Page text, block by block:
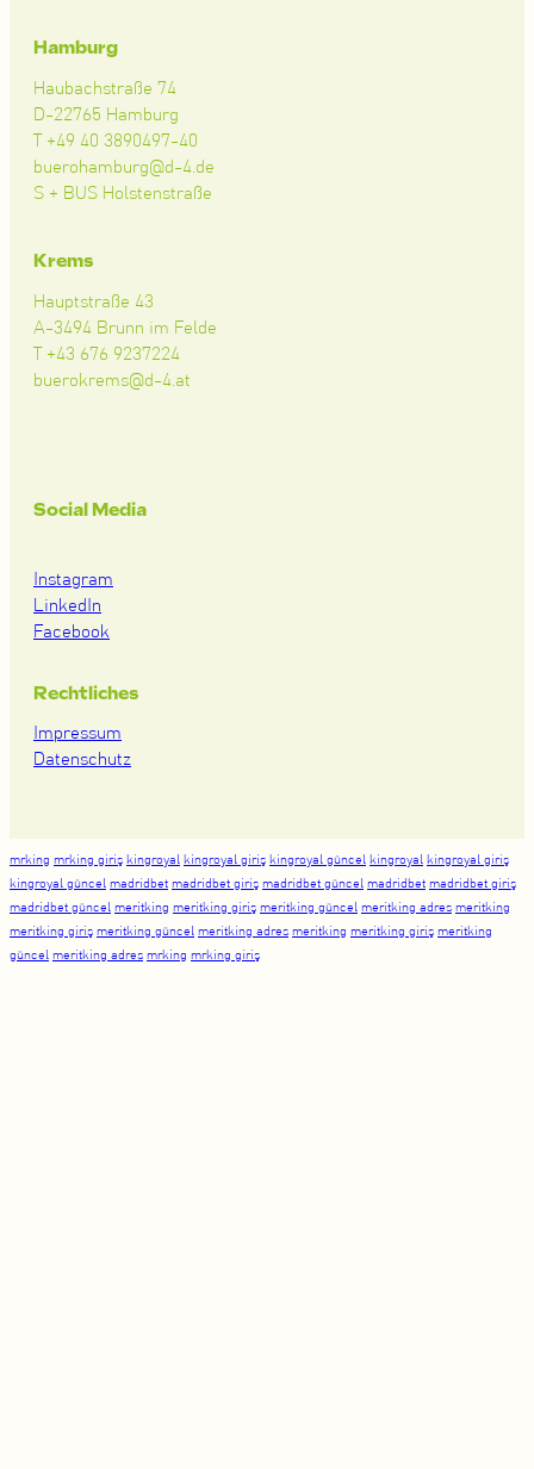
Hamburg
Haubachstraße 74
D-22765 Hamburg
T +49 40 3890497-40
buerohamburg@d-4.de
S + BUS Holstenstraße
Krems
Hauptstraße 43
A-3494 Brunn im Felde
T +43 676 9237224
buerokrems@d-4.at
Social Media
Instagram
LinkedIn
Facebook
Rechtliches
Impressum
Datenschutz
mrking mrking giriş kingroyal kingroyal giriş kingroyal güncel kingroyal kingroyal giriş
kingroyal güncel madridbet madridbet giriş madridbet güncel madridbet madridbet giriş
madridbet güncel meritking meritking giriş meritking güncel meritking adres meritking
meritking giriş meritking güncel meritking adres meritking meritking giriş meritking
güncel meritking adres mrking mrking giriş